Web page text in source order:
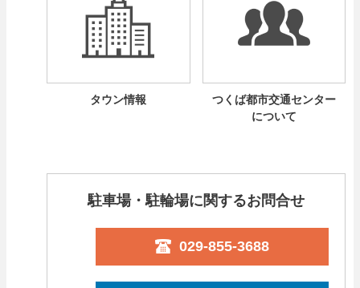
タウン情報
つくば都市交通センター
について
駐車場・駐輪場に関するお問合せ
029-855-3688